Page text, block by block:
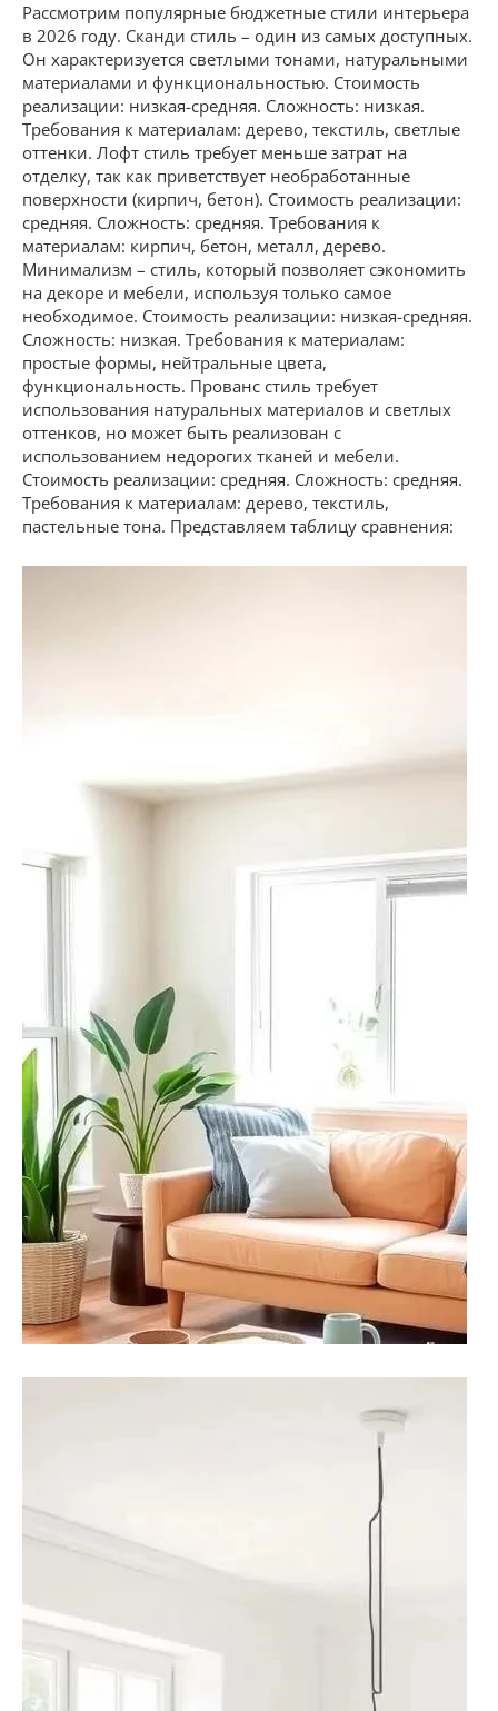
Рассмотрим популярные бюджетные стили интерьера
в 2026 году. Сканди стиль – один из самых доступных.
Он характеризуется светлыми тонами, натуральными
материалами и функциональностью. Стоимость
реализации: низкая-средняя. Сложность: низкая.
Требования к материалам: дерево, текстиль, светлые
оттенки. Лофт стиль требует меньше затрат на
отделку, так как приветствует необработанные
поверхности (кирпич, бетон). Стоимость реализации:
средняя. Сложность: средняя. Требования к
материалам: кирпич, бетон, металл, дерево.
Минимализм – стиль, который позволяет сэкономить
на декоре и мебели, используя только самое
необходимое. Стоимость реализации: низкая-средняя.
Сложность: низкая. Требования к материалам:
простые формы, нейтральные цвета,
функциональность. Прованс стиль требует
использования натуральных материалов и светлых
оттенков, но может быть реализован с
использованием недорогих тканей и мебели.
Стоимость реализации: средняя. Сложность: средняя.
Требования к материалам: дерево, текстиль,
пастельные тона. Представляем таблицу сравнения: